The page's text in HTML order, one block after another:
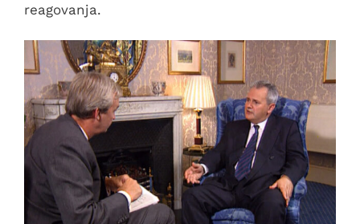
reagovanja.